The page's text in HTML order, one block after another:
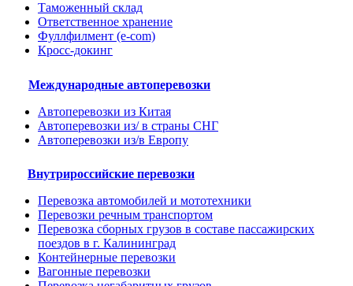
Таможенный склад
Ответственное хранение
Фуллфилмент (e-com)
Кросс-докинг
Международные автоперевозки
Автоперевозки из Китая
Автоперевозки из/ в страны СНГ
Автоперевозки из/в Европу
Внутрироссийские перевозки
Перевозка автомобилей и мототехники
Перевозки речным транспортом
Перевозка сборных грузов в составе пассажирских
поездов в г. Калининград
Контейнерные перевозки
Вагонные перевозки